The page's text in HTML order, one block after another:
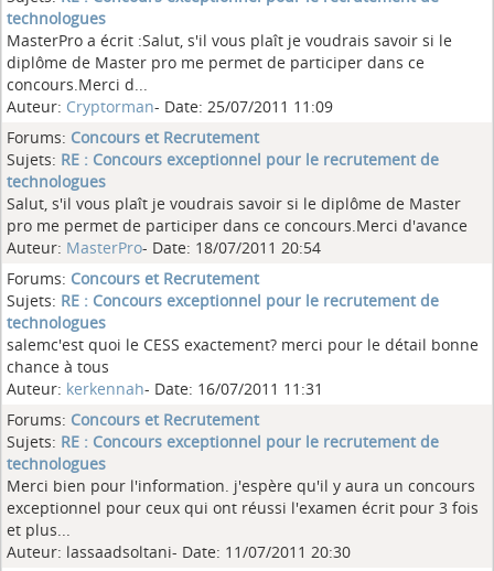
technologues
MasterPro a écrit :Salut, s'il vous plaît je voudrais savoir si le
diplôme de Master pro me permet de participer dans ce
concours.Merci d...
Auteur: Cryptorman- Date: 25/07/2011 11:09
Forums: Concours et Recrutement
Sujets: RE : Concours exceptionnel pour le recrutement de
technologues
Salut, s'il vous plaît je voudrais savoir si le diplôme de Master
pro me permet de participer dans ce concours.Merci d'avance
Auteur: MasterPro- Date: 18/07/2011 20:54
Forums: Concours et Recrutement
Sujets: RE : Concours exceptionnel pour le recrutement de
technologues
salemc'est quoi le CESS exactement? merci pour le détail bonne
chance à tous
Auteur: kerkennah- Date: 16/07/2011 11:31
Forums: Concours et Recrutement
Sujets: RE : Concours exceptionnel pour le recrutement de
technologues
Merci bien pour l'information. j'espère qu'il y aura un concours
exceptionnel pour ceux qui ont réussi l'examen écrit pour 3 fois
et plus...
Auteur: lassaadsoltani- Date: 11/07/2011 20:30